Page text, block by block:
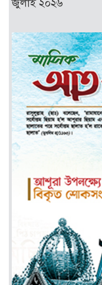
জুলাই ২০২৬